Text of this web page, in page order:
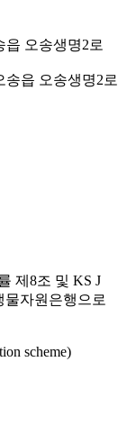
읍 오송생명2로
송읍 오송생명2로
제8조 및 KS J
물자원은행으로
scheme)